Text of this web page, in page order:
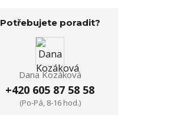
Potřebujete poradit?
Dana Kozáková
+420 605 87 58 58
(Po-Pá, 8-16 hod.)